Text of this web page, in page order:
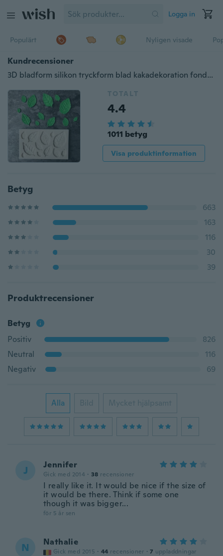
Logga in
Populärt Nyligen visade
Kundrecensioner
3D bladform silikon tryckform blad kakadekoration fondant kakverktyg matkvalitet silikon mögel gumpaste godis mögel
TOTALT
4.4
1011 betyg
Visa produktinformation
Betyg
663
163
116
30
39
Produktrecensioner
Betyg
Positiv
826
Neutral
116
Negativ
69
Alla Bild Mycket hjälpsamt
J Jennifer
Gick med 2014 · 38 recensioner
I really like it. It would be nice if the size of
it would be there. Think if some one
though it was bigger...
för 5 år sen
N Nathalie
Gick med 2015 · 44 recensioner · 7 uppladdningar